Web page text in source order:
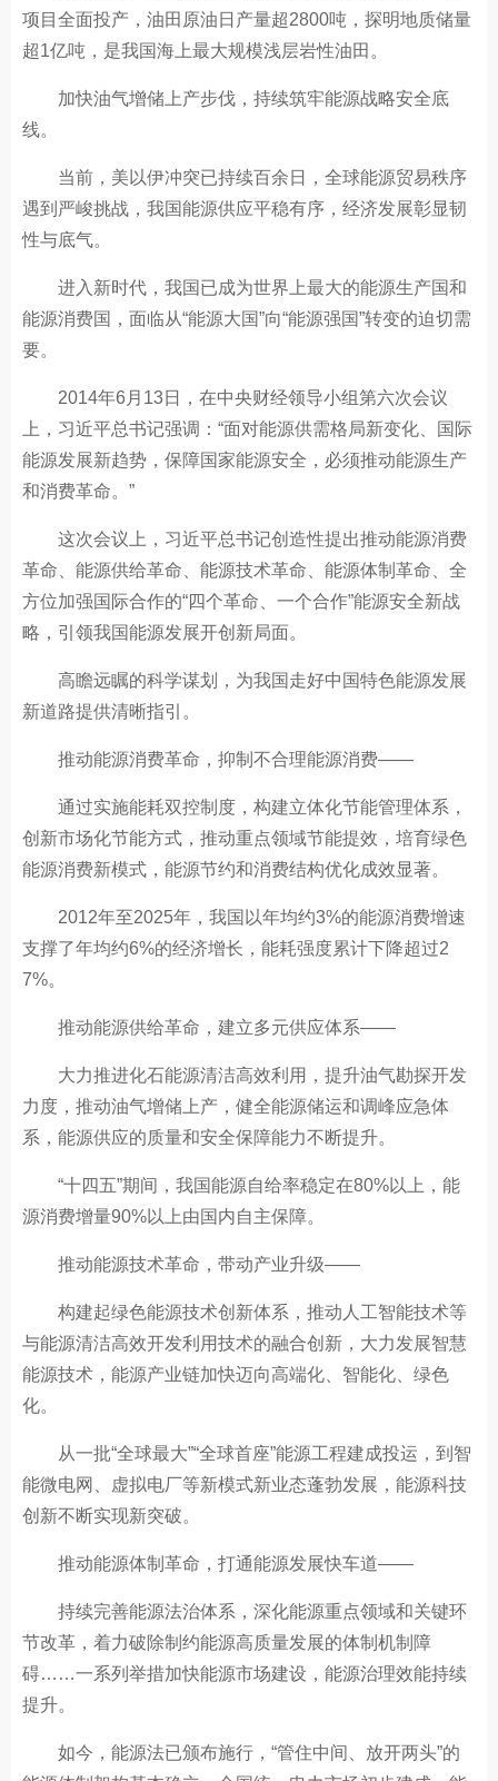
项目全面投产，油田原油日产量超2800吨，探明地质储量
超1亿吨，是我国海上最大规模浅层岩性油田。
加快油气增储上产步伐，持续筑牢能源战略安全底
线。
当前，美以伊冲突已持续百余日，全球能源贸易秩序
遇到严峻挑战，我国能源供应平稳有序，经济发展彰显韧
性与底气。
进入新时代，我国已成为世界上最大的能源生产国和
能源消费国，面临从“能源大国”向“能源强国”转变的迫切需
要。
2014年6月13日，在中央财经领导小组第六次会议
上，习近平总书记强调：“面对能源供需格局新变化、国际
能源发展新趋势，保障国家能源安全，必须推动能源生产
和消费革命。”
这次会议上，习近平总书记创造性提出推动能源消费
革命、能源供给革命、能源技术革命、能源体制革命、全
方位加强国际合作的“四个革命、一个合作”能源安全新战
略，引领我国能源发展开创新局面。
高瞻远瞩的科学谋划，为我国走好中国特色能源发展
新道路提供清晰指引。
推动能源消费革命，抑制不合理能源消费——
通过实施能耗双控制度，构建立体化节能管理体系，
创新市场化节能方式，推动重点领域节能提效，培育绿色
能源消费新模式，能源节约和消费结构优化成效显著。
2012年至2025年，我国以年均约3%的能源消费增速
支撑了年均约6%的经济增长，能耗强度累计下降超过2
7%。
推动能源供给革命，建立多元供应体系——
大力推进化石能源清洁高效利用，提升油气勘探开发
力度，推动油气增储上产，健全能源储运和调峰应急体
系，能源供应的质量和安全保障能力不断提升。
“十四五”期间，我国能源自给率稳定在80%以上，能
源消费增量90%以上由国内自主保障。
推动能源技术革命，带动产业升级——
构建起绿色能源技术创新体系，推动人工智能技术等
与能源清洁高效开发利用技术的融合创新，大力发展智慧
能源技术，能源产业链加快迈向高端化、智能化、绿色
化。
从一批“全球最大”“全球首座”能源工程建成投运，到智
能微电网、虚拟电厂等新模式新业态蓬勃发展，能源科技
创新不断实现新突破。
推动能源体制革命，打通能源发展快车道——
持续完善能源法治体系，深化能源重点领域和关键环
节改革，着力破除制约能源高质量发展的体制机制障
碍……一系列举措加快能源市场建设，能源治理效能持续
提升。
如今，能源法已颁布施行，“管住中间、放开两头”的